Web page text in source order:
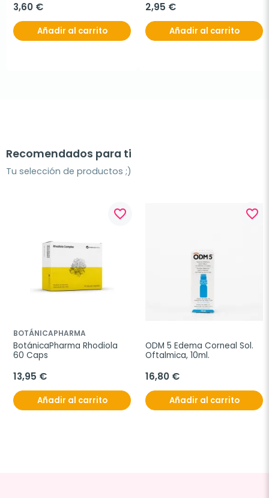
3,60 €
Añadir al carrito
2,95 €
Añadir al carrito
Recomendados para ti
Tu selección de productos ;)
favorite_border
BOTÁNICAPHARMA
BotánicaPharma Rhodiola
60 Caps
13,95 €
Añadir al carrito
favorite_border
ODM 5 Edema Corneal Sol.
Oftalmica, 10ml.
16,80 €
Añadir al carrito